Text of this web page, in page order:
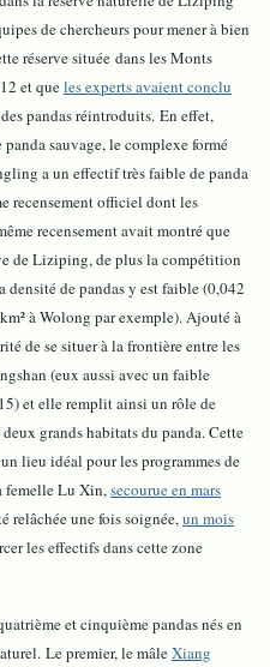
de chercheurs pour mener à bien
réserve située dans les Monts
et queles experts avaient conclu
pandas réintroduits. En effet,
sauvage, le complexe formé
a un effectif très faible de panda
recensement officiel dont les
recensement avait montré que
de Liziping, de plus la compétition
de pandas y est faible (0,042
à Wolong par exemple). Ajouté à
de se situer à la frontière entre les
(eux aussi avec un faible
et elle remplit ainsi un rôle de
grands habitats du panda. Cette
lieu idéal pour les programmes de
femelle Lu Xin,secourue en mars
relâchée une fois soignée,un mois
les effectifs dans cette zone
et cinquième pandas nés en
Le premier, le mâleXiang